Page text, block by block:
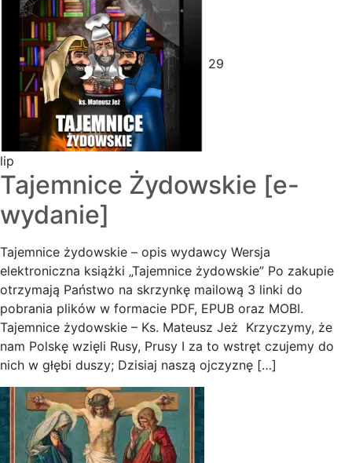
29
lip
Tajemnice Żydowskie [e-
wydanie]
Tajemnice żydowskie – opis wydawcy Wersja
elektroniczna książki „Tajemnice żydowskie” Po zakupie
otrzymają Państwo na skrzynkę mailową 3 linki do
pobrania plików w formacie PDF, EPUB oraz MOBI.
Tajemnice żydowskie – Ks. Mateusz Jeż Krzyczymy, że
nam Polskę wzięli Rusy, Prusy I za to wstręt czujemy do
nich w głębi duszy; Dzisiaj naszą ojczyznę […]